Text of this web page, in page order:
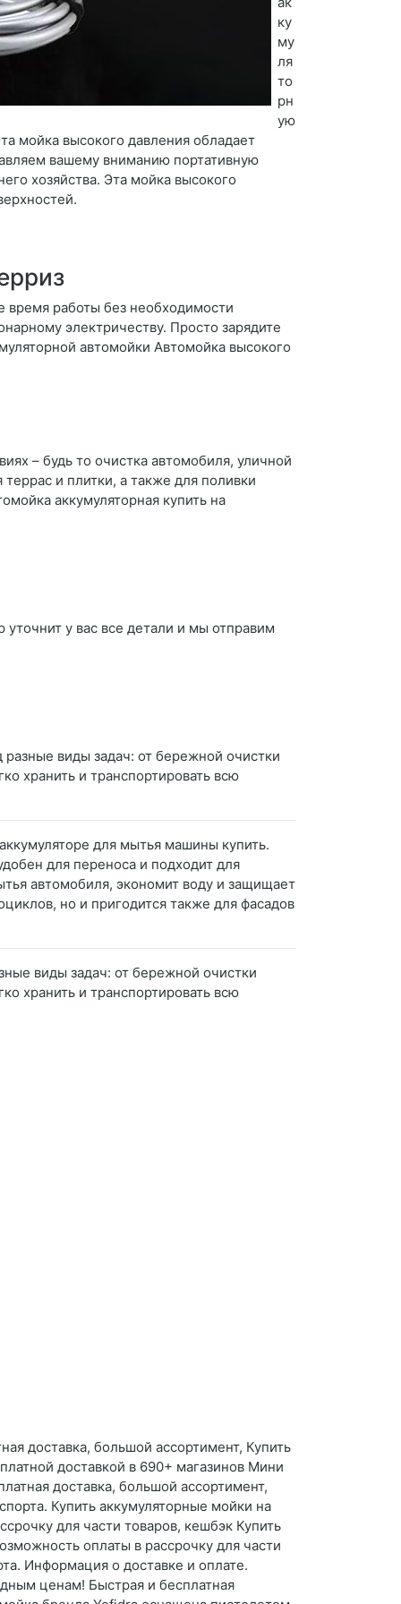
ку
му
ля
то
рн
ую
мойка высокого давления обладает
вашему вниманию портативную
хозяйства. Эта мойка высокого
работы без необходимости
электричеству. Просто зарядите
автомойки Автомойка высокого
– будь то очистка автомобиля, уличной
и плитки, а также для поливки
аккумуляторная купить на
уточнит у вас все детали и мы отправим
виды задач: от бережной очистки
хранить и транспортировать всю
для мытья машины купить.
для переноса и подходит для
автомобиля, экономит воду и защищает
но и пригодится также для фасадов
виды задач: от бережной очистки
хранить и транспортировать всю
доставка, большой ассортимент, Купить
доставкой в 690+ магазинов Мини
доставка, большой ассортимент,
Купить аккумуляторные мойки на
для части товаров, кешбэк Купить
оплаты в рассрочку для части
Информация о доставке и оплате.
ценам! Быстрая и бесплатная